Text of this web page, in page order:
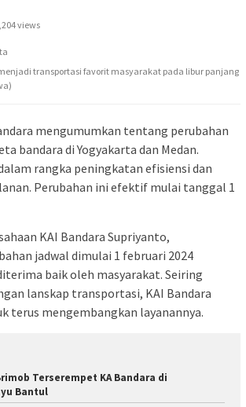
views
transportasi favorit masyarakat pada libur panjang
mengumumkan tentang perubahan
bandara di Yogyakarta dan Medan.
rangka peningkatan efisiensi dan
Perubahan ini efektif mulai tanggal 1
KAI Bandara Supriyanto,
jadwal dimulai 1 februari 2024
baik oleh masyarakat. Seiring
lanskap transportasi, KAI Bandara
terus mengembangkan layanannya.
Terserempet KA Bandara di
Bantul